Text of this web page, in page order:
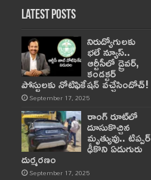
Latest Posts
నిరుద్యోగులకు
భలే న్యూస్..
ఆర్టీసీలో డ్రైవర్,
కండక్టర్‌
పోస్టులకు నోటిఫికేషన్‌ వచ్చేసిందోచ్‌!
September 17, 2025
రాంగ్ రూట్‌లో
దూసుకొచ్చిన
మృత్యువు.. టిప్పర్
ఢీకొని ఏడుగురు
దుర్మరణం
September 17, 2025